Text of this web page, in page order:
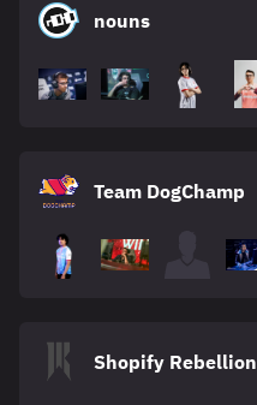
nouns
Team DogChamp
Shopify Rebellion